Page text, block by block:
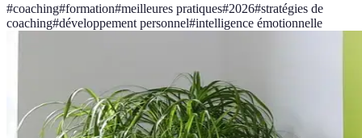
#coaching#formation#meilleures pratiques#2026#stratégies de
coaching#développement personnel#intelligence émotionnelle